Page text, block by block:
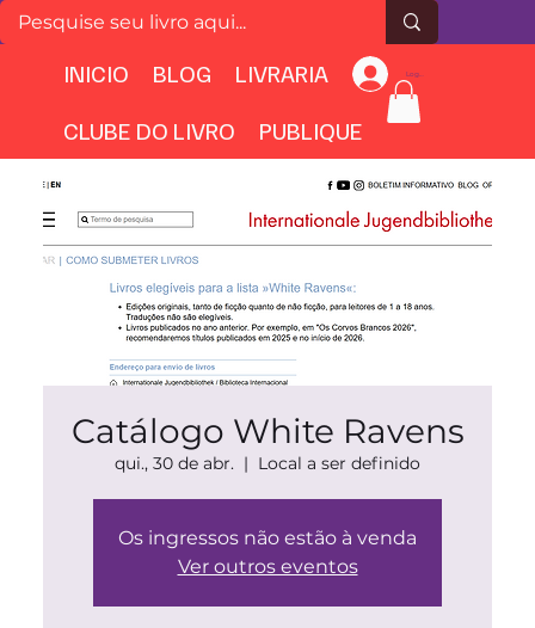
INICIO BLOG
LIVRARIA
CLUBE DO LIVRO
PUBLIQUE
Login
Catálogo White Ravens
qui., 30 de abr.
  |
Local a ser definido
Os ingressos não estão à venda
Ver outros eventos